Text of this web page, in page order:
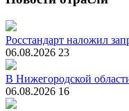
Росстандарт наложил
06.08.2026 23
В Нижегородской
06.08.2026 16